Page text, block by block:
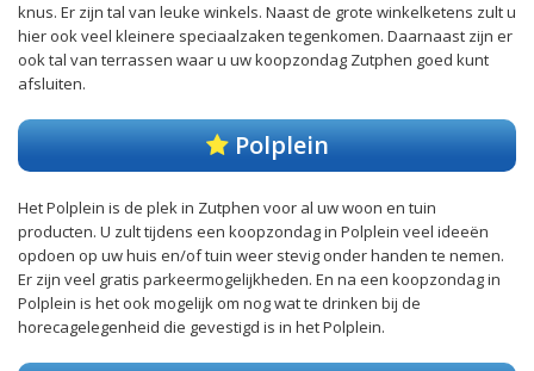
knus. Er zijn tal van leuke winkels. Naast de grote winkelketens zult u
hier ook veel kleinere speciaalzaken tegenkomen. Daarnaast zijn er
ook tal van terrassen waar u uw koopzondag Zutphen goed kunt
afsluiten.
Polplein
Het Polplein is de plek in Zutphen voor al uw woon en tuin
producten. U zult tijdens een koopzondag in Polplein veel ideeën
opdoen op uw huis en/of tuin weer stevig onder handen te nemen.
Er zijn veel gratis parkeermogelijkheden. En na een koopzondag in
Polplein is het ook mogelijk om nog wat te drinken bij de
horecagelegenheid die gevestigd is in het Polplein.